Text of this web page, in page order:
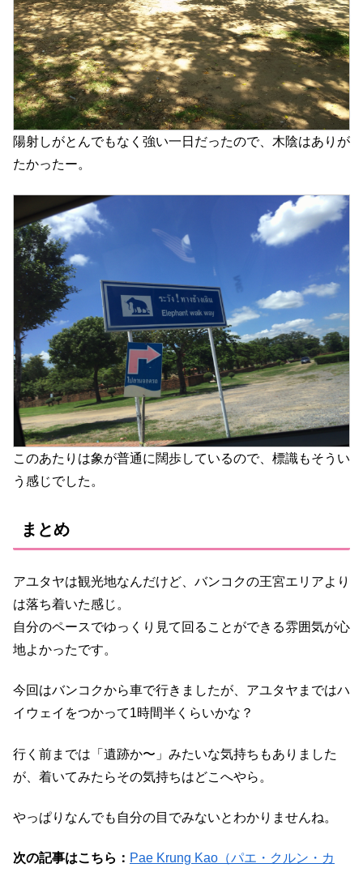
陽射しがとんでもなく強い一日だったので、木陰はありが
たかったー。
このあたりは象が普通に闊歩しているので、標識もそうい
う感じでした。
まとめ
アユタヤは観光地なんだけど、バンコクの王宮エリアより
は落ち着いた感じ。
自分のペースでゆっくり見て回ることができる雰囲気が心
地よかったです。
今回はバンコクから車で行きましたが、アユタヤまではハ
イウェイをつかって1時間半くらいかな？
行く前までは「遺跡か〜」みたいな気持ちもありました
が、着いてみたらその気持ちはどこへやら。
やっぱりなんでも自分の目でみないとわかりませんね。
次の記事はこちら： Pae Krung Kao（パエ・クルン・カ